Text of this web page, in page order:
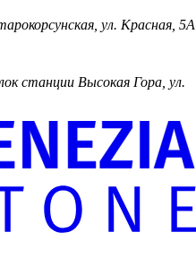
ул. Красная, 5А
станции Высокая Гора, ул.